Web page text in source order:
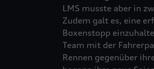
LMS musste aber in
Zudem galt es, eine
Boxenstopp
Team mit der
Rennen gegenüber